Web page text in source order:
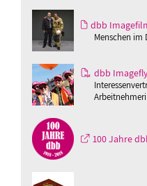
dbb
Menschen im
dbb
100 Jahre